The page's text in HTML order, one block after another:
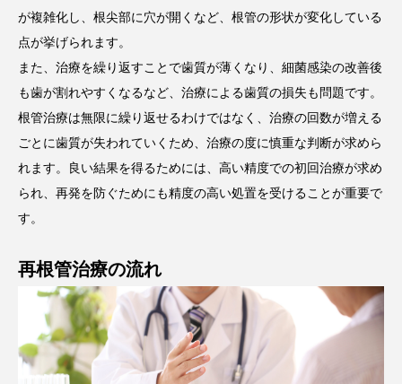
が複雑化し、根尖部に穴が開くなど、根管の形状が変化している
点が挙げられます。
また、治療を繰り返すことで歯質が薄くなり、細菌感染の改善後
も歯が割れやすくなるなど、治療による歯質の損失も問題です。
根管治療は無限に繰り返せるわけではなく、治療の回数が増える
ごとに歯質が失われていくため、治療の度に慎重な判断が求めら
れます。良い結果を得るためには、高い精度での初回治療が求め
られ、再発を防ぐためにも精度の高い処置を受けることが重要で
す。
再根管治療の流れ